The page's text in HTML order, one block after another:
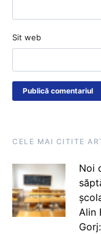
Sit web
CELE MAI CITITE
Noi
Alin